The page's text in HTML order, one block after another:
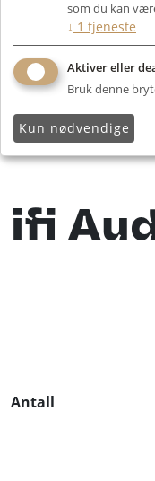
ifi
Antall
som du kan
↓ 1 tjeneste
Aktiver eller
Bruk denne
Kun nødvendige